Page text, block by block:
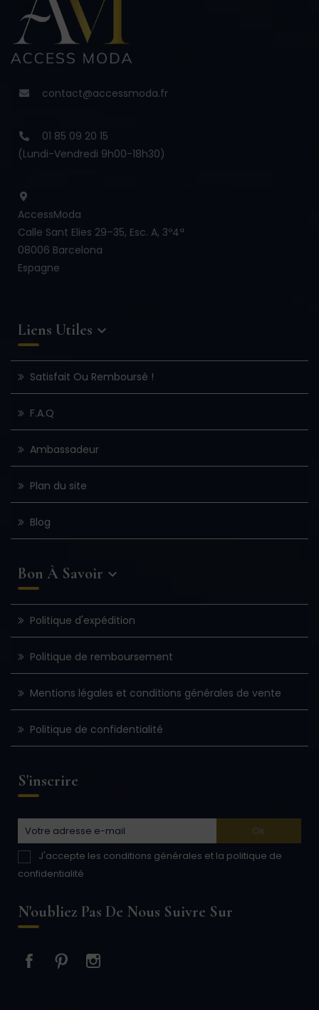
contact@accessmoda.fr
01 85 09 20 15
(Lundi-Vendredi 9h00-18h30)
AccessModa
Calle Sant Elies 29–35, Esc. A, 3º4ª
08006 Barcelona
Espagne
Liens Utiles 
Satisfait Ou Remboursé !
F.A.Q
Ambassadeur
Plan du site
Blog
Bon À Savoir 
Politique d'expédition
Politique de remboursement
Mentions légales et conditions générales de vente
Politique de confidentialité
S'inscrire
J'accepte les conditions générales et la politique de
confidentialité
N'oubliez Pas De Nous Suivre Sur
FacebookPinterest